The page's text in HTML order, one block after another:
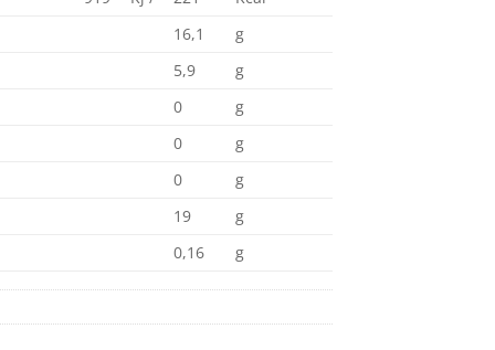
16,1
g
5,9
g
0
g
0
g
0
g
19
g
0,16 g